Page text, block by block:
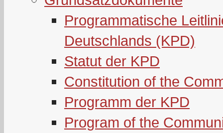
Programmatische
Deutschlands (KPD)
Statut der KPD
Constitution of the
Programm der KPD
Program of the